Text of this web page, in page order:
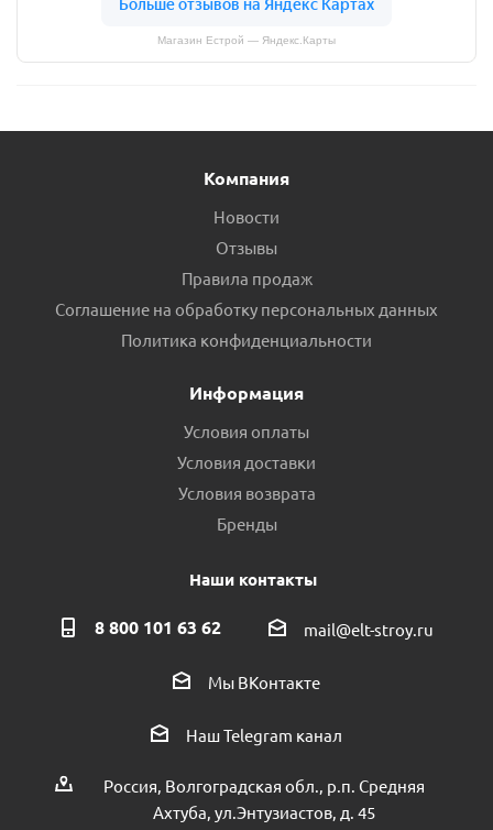
Магазин Естрой — Яндекс.Карты
Компания
Новости
Отзывы
Правила продаж
Соглашение на обработку персональных данных
Политика конфиденциальности
Информация
Условия оплаты
Условия доставки
Условия возврата
Бренды
Наши контакты
8 800 101 63 62 mail@elt-stroy.ru
Мы ВКонтакте
Наш Telegram канал
Россия, Волгоградская обл., р.п. Средняя
Ахтуба, ул.Энтузиастов, д. 45